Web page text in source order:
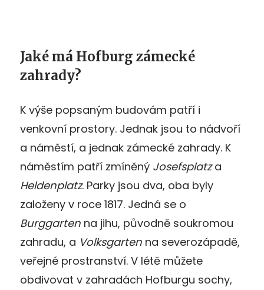
Jaké má Hofburg zámecké
zahrady?
K výše popsaným budovám patří i
venkovní prostory. Jednak jsou to nádvoří
a náměstí, a jednak zámecké zahrady. K
náměstím patří zmíněný Josefsplatza
Heldenplatz. Parky jsou dva, oba byly
založeny v roce 1817. Jedná se o
Burggarten na jihu, původně soukromou
zahradu, a Volksgarten na severozápadě,
veřejné prostranství. V létě můžete
obdivovat v zahradách Hofburgu sochy,